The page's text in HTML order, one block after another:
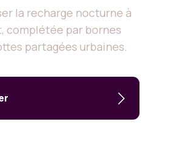
la recharge nocturne à
complétée par bornes
partagées urbaines.